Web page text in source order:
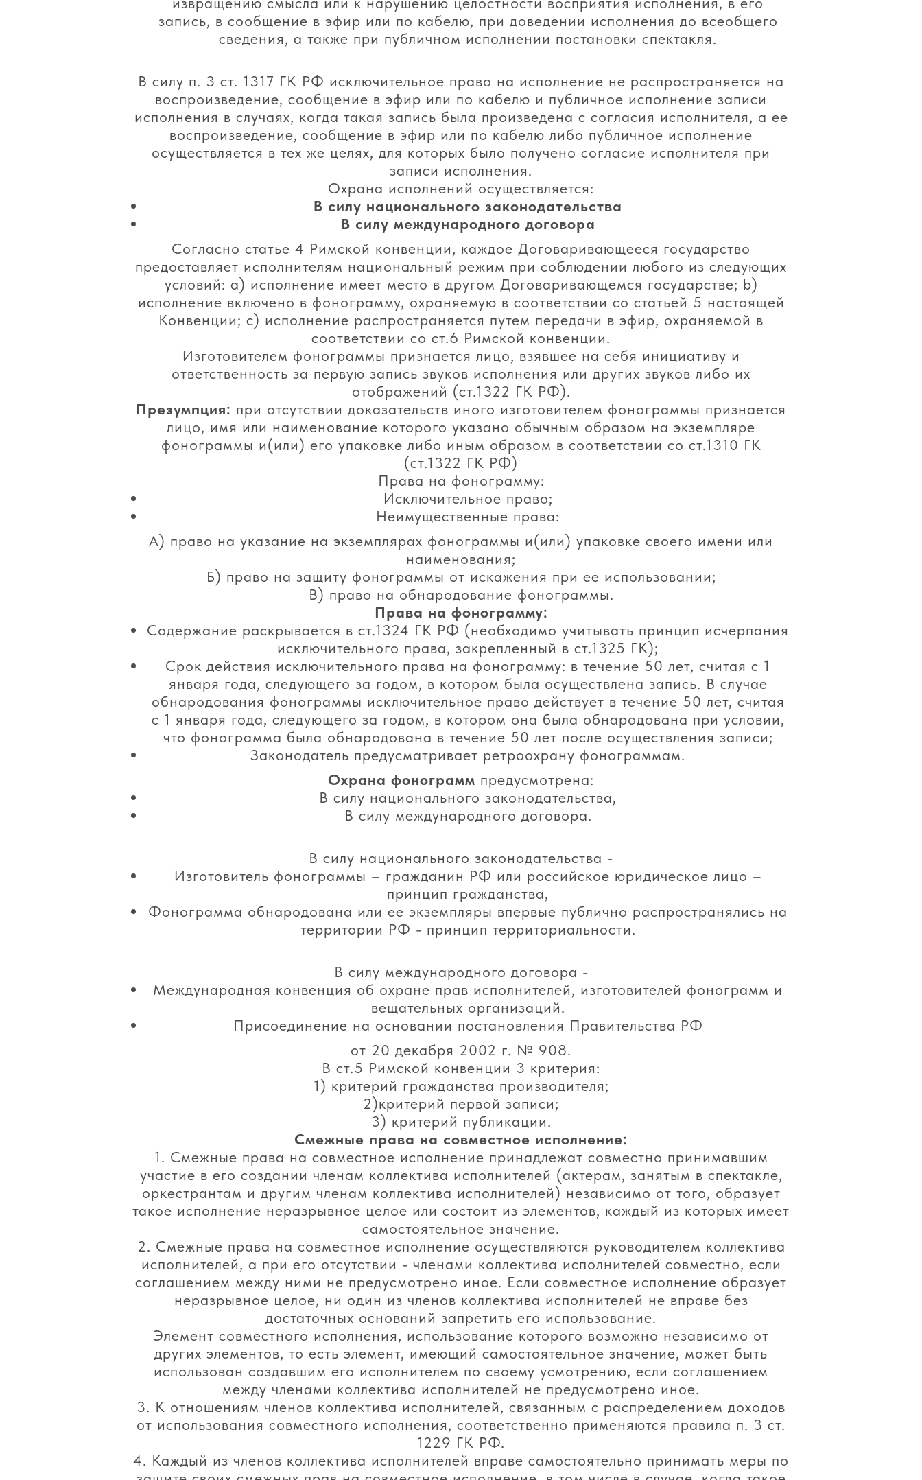
запись, в сообщение в эфир или по кабелю, при доведении исполнения до всеобщего
сведения, а также при публичном исполнении постановки спектакля.
В силу п. 3 ст. 1317 ГК РФ исключительное право на исполнение не распространяется на
воспроизведение, сообщение в эфир или по кабелю и публичное исполнение записи
исполнения в случаях, когда такая запись была произведена с согласия исполнителя, а ее
воспроизведение, сообщение в эфир или по кабелю либо публичное исполнение
осуществляется в тех же целях, для которых было получено согласие исполнителя при
записи исполнения.
Охрана исполнений осуществляется:
В силу национального законодательства
В силу международного договора
Согласно статье 4 Римской конвенции, каждое Договаривающееся государство
предоставляет исполнителям национальный режим при соблюдении любого из следующих
условий: a) исполнение имеет место в другом Договаривающемся государстве; b)
исполнение включено в фонограмму, охраняемую в соответствии со статьей 5 настоящей
Конвенции; с) исполнение распространяется путем передачи в эфир, охраняемой в
соответствии со ст.6 Римской конвенции.
Изготовителем фонограммы признается лицо, взявшее на себя инициативу и
ответственность за первую запись звуков исполнения или других звуков либо их
отображений (ст.1322 ГК РФ).
Презумпция: при отсутствии доказательств иного изготовителем фонограммы признается
лицо, имя или наименование которого указано обычным образом на экземпляре
фонограммы и(или) его упаковке либо иным образом в соответствии со ст.1310 ГК
(ст.1322 ГК РФ)
Права на фонограмму:
Исключительное право;
Неимущественные права:
А) право на указание на экземплярах фонограммы и(или) упаковке своего имени или
наименования;
Б) право на защиту фонограммы от искажения при ее использовании;
В) право на обнародование фонограммы.
Права на фонограмму:
Содержание раскрывается в ст.1324 ГК РФ (необходимо учитывать принцип исчерпания
исключительного права, закрепленный в ст.1325 ГК);
Срок действия исключительного права на фонограмму: в течение 50 лет, считая с 1
января года, следующего за годом, в котором была осуществлена запись. В случае
обнародования фонограммы исключительное право действует в течение 50 лет, считая
с 1 января года, следующего за годом, в котором она была обнародована при условии,
что фонограмма была обнародована в течение 50 лет после осуществления записи;
Законодатель предусматривает ретроохрану фонограммам.
Охрана фонограмм предусмотрена:
В силу национального законодательства,
В силу международного договора.
В силу национального законодательства -
Изготовитель фонограммы – гражданин РФ или российское юридическое лицо –
принцип гражданства,
Фонограмма обнародована или ее экземпляры впервые публично распространялись на
территории РФ - принцип территориальности.
В силу международного договора -
Международная конвенция об охране прав исполнителей, изготовителей фонограмм и
вещательных организаций.
Присоединение на основании постановления Правительства РФ
от 20 декабря 2002 г. № 908.
В ст.5 Римской конвенции 3 критерия:
1) критерий гражданства производителя;
2)критерий первой записи;
3) критерий публикации.
Смежные права на совместное исполнение:
1. Смежные права на совместное исполнение принадлежат совместно принимавшим
участие в его создании членам коллектива исполнителей (актерам, занятым в спектакле,
оркестрантам и другим членам коллектива исполнителей) независимо от того, образует
такое исполнение неразрывное целое или состоит из элементов, каждый из которых имеет
самостоятельное значение.
2. Смежные права на совместное исполнение осуществляются руководителем коллектива
исполнителей, а при его отсутствии - членами коллектива исполнителей совместно, если
соглашением между ними не предусмотрено иное. Если совместное исполнение образует
неразрывное целое, ни один из членов коллектива исполнителей не вправе без
достаточных оснований запретить его использование.
Элемент совместного исполнения, использование которого возможно независимо от
других элементов, то есть элемент, имеющий самостоятельное значение, может быть
использован создавшим его исполнителем по своему усмотрению, если соглашением
между членами коллектива исполнителей не предусмотрено иное.
3. К отношениям членов коллектива исполнителей, связанным с распределением доходов
от использования совместного исполнения, соответственно применяются правила п. 3 ст.
1229 ГК РФ.
4. Каждый из членов коллектива исполнителей вправе самостоятельно принимать меры по